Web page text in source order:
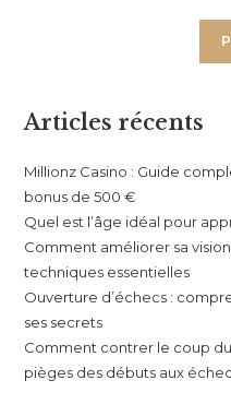
Articles récents
Millionz Casino : Guide
bonus de 500 €
Quel est l’âge idéal pour
Comment améliorer sa
techniques essentielles
Ouverture d’échecs :
ses secrets
Comment contrer le coup
pièges des débuts aux